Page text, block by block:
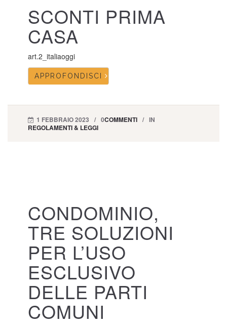
SCONTI PRIMA
CASA
art.2_italiaoggi
APPROFONDISCI
1 FEBBRAIO 2023 0COMMENTI
IN
REGOLAMENTI & LEGGI
CONDOMINIO,
TRE SOLUZIONI
PER L’USO
ESCLUSIVO
DELLE PARTI
COMUNI